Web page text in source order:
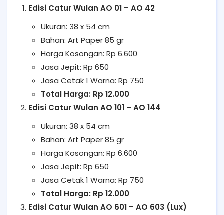
Edisi Catur Wulan AO 01 – AO 42
Ukuran: 38 x 54 cm
Bahan: Art Paper 85 gr
Harga Kosongan: Rp 6.600
Jasa Jepit: Rp 650
Jasa Cetak 1 Warna: Rp 750
Total Harga: Rp 12.000
Edisi Catur Wulan AO 101 – AO 144
Ukuran: 38 x 54 cm
Bahan: Art Paper 85 gr
Harga Kosongan: Rp 6.600
Jasa Jepit: Rp 650
Jasa Cetak 1 Warna: Rp 750
Total Harga: Rp 12.000
Edisi Catur Wulan AO 601 – AO 603 (Lux)